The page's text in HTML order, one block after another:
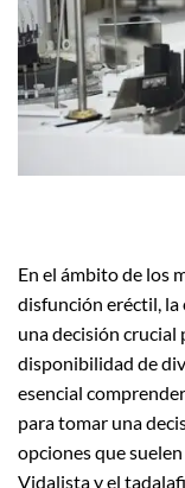
En el ámbito de los
disfunción eréctil, la
una decisión crucial
disponibilidad de
esencial
para tomar una
opciones que
Vidalista y el